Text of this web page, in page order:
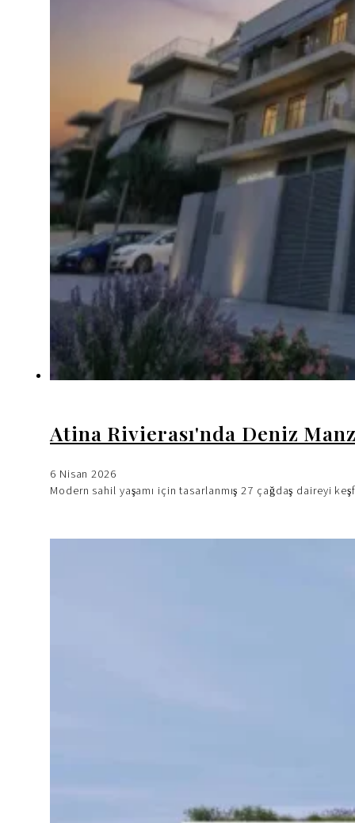
Atina Rivierası'nda Deniz
6 Nisan 2026
Modern sahil yaşamı için tasarlanmış 27 çağdaş daireyi